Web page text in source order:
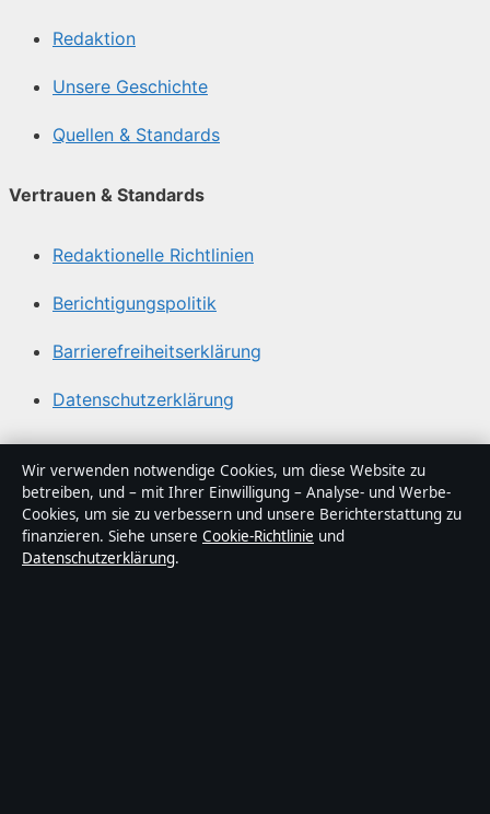
Redaktion
Unsere Geschichte
Quellen & Standards
Vertrauen & Standards
Redaktionelle Richtlinien
Berichtigungspolitik
Barrierefreiheitserklärung
Datenschutzerklärung
Über Lagepunkt in Kürze
Lagepunkt ist ein unabhängiger digitaler
Nachrichtenanbieter mit Fokus auf Politik, Wirtschaft,
Technik und Gesellschaft in Deutschland. Jeder Artikel
Wir verwenden notwendige Cookies, um diese Website zu
betreiben, und – mit Ihrer Einwilligung – Analyse- und Werbe-
Cookies, um sie zu verbessern und unsere Berichterstattung zu
finanzieren. Siehe unsere Cookie-Richtlinie und
Datenschutzerklärung.